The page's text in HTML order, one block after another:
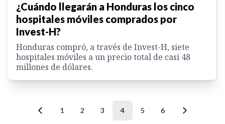
¿Cuándo llegarán a Honduras los cinco
hospitales móviles comprados por
Invest-H?
Honduras compró, a través de Invest-H, siete
hospitales móviles a un precio total de casi 48
millones de dólares.
1 2 3 4 5 6